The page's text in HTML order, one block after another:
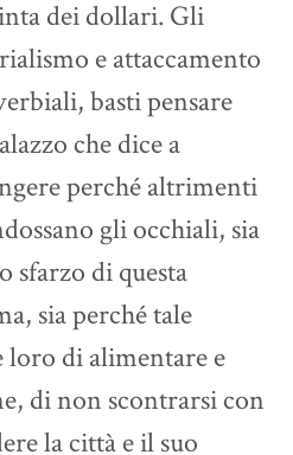
dei dollari. Gli
e attaccamento
basti pensare
che dice a
perché altrimenti
gli occhiali, sia
sfarzo di questa
sia perché tale
loro di alimentare e
di non scontrarsi con
la città e il suo